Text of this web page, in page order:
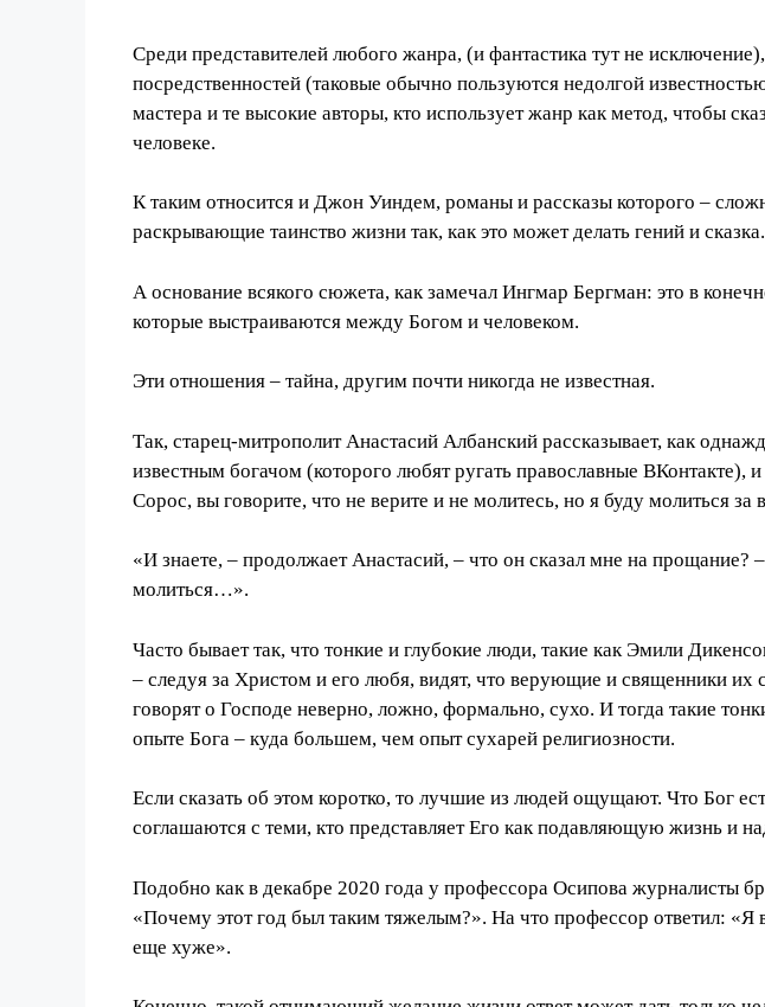
Среди представителей любого жанра, (и фантастика тут не
посредственностей (таковые обычно пользуются недолгой
мастера и те высокие авторы, кто использует жанр как метод, чтобы
человеке.
К таким относится и Джон Уиндем, романы и рассказы которого –
раскрывающие таинство жизни так, как это может делать гений и сказка.
А основание всякого сюжета, как замечал Ингмар Бергман: это в
которые выстраиваются между Богом и человеком.
Эти отношения – тайна, другим почти никогда не известная.
Так, старец-митрополит Анастасий Албанский рассказывает, как
известным богачом (которого любят ругать православные ВКонтакте),
Сорос, вы говорите, что не верите и не молитесь, но я буду молиться за
«И знаете, – продолжает Анастасий, – что он сказал мне на прощание?
молиться…».
Часто бывает так, что тонкие и глубокие люди, такие как Эмили
– следуя за Христом и его любя, видят, что верующие и священники их
говорят о Господе неверно, ложно, формально, сухо. И тогда такие
опыте Бога – куда большем, чем опыт сухарей религиозности.
Если сказать об этом коротко, то лучшие из людей ощущают. Что Бог
соглашаются с теми, кто представляет Его как подавляющую жизнь и
Подобно как в декабре 2020 года у профессора Осипова журналисты
«Почему этот год был таким тяжелым?». На что профессор ответил: «Я
еще хуже».